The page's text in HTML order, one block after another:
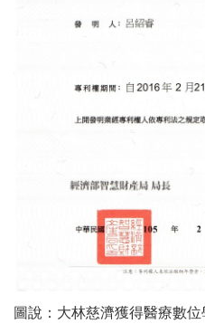
圖說： 大林慈濟獲得醫療數位